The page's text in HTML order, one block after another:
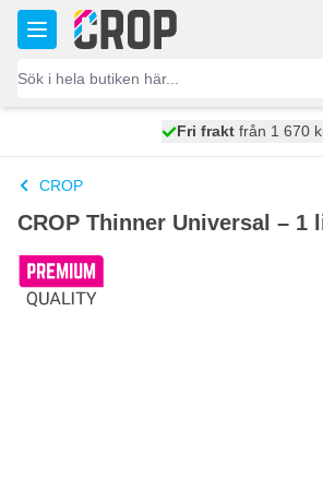
Hoppa till innehållet
Fri frakt från 1 670
100 dagars
CROP
CROP Thinner Universal – 1